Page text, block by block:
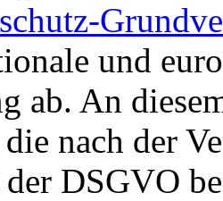
und
ab. An
nach der
DSGVO